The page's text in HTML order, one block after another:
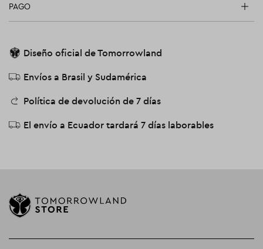
PAGO
Diseño oficial de Tomorrowland
Envíos a Brasil y Sudamérica
Política de devolución de 7 días
El envío a Ecuador tardará 7 días laborables